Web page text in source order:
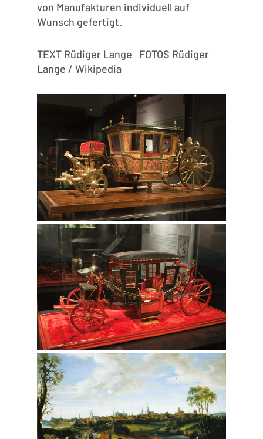
von Manufakturen individuell auf
Wunsch gefertigt.
TEXT Rüdiger Lange FOTOS Rüdiger
Lange / Wikipedia